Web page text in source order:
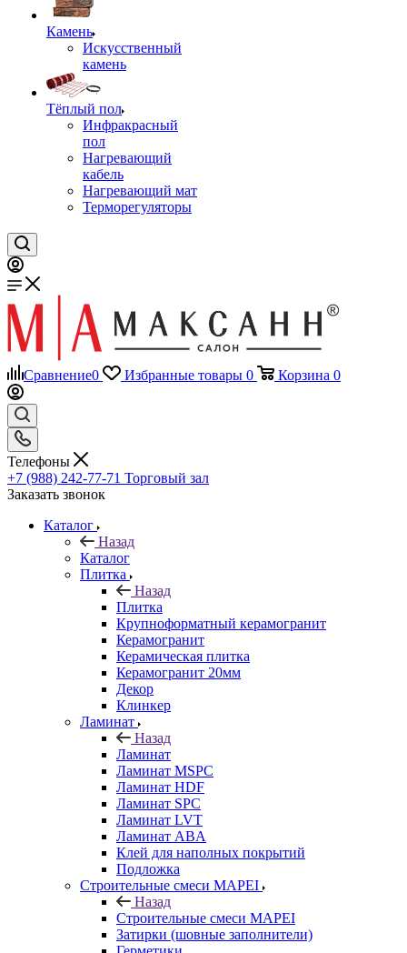
Камень
Искусственный
камень
Тёплый пол
Инфракрасный
пол
Нагревающий
кабель
Нагревающий мат
Терморегуляторы
Сравнение0 Избранные товары 0 Корзина 0
Телефоны
+7 (988) 242-77-71 Торговый зал
Заказать звонок
Каталог
Назад
Каталог
Плитка
Назад
Плитка
Крупноформатный керамогранит
Керамогранит
Керамическая плитка
Керамогранит 20мм
Декор
Клинкер
Ламинат
Назад
Ламинат
Ламинат MSPC
Ламинат HDF
Ламинат SPC
Ламинат LVT
Ламинат ABA
Клей для наполных покрытий
Подложка
Строительные смеси MAPEI
Назад
Строительные смеси MAPEI
Затирки (шовные заполнители)